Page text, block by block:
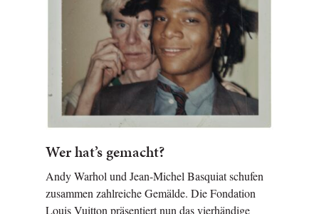
Wer hat’s gemacht?
Andy Warhol und Jean-Michel Basquiat schufen
zusammen zahlreiche Gemälde. Die Fondation
Louis Vuitton präsentiert nun das vierhändige